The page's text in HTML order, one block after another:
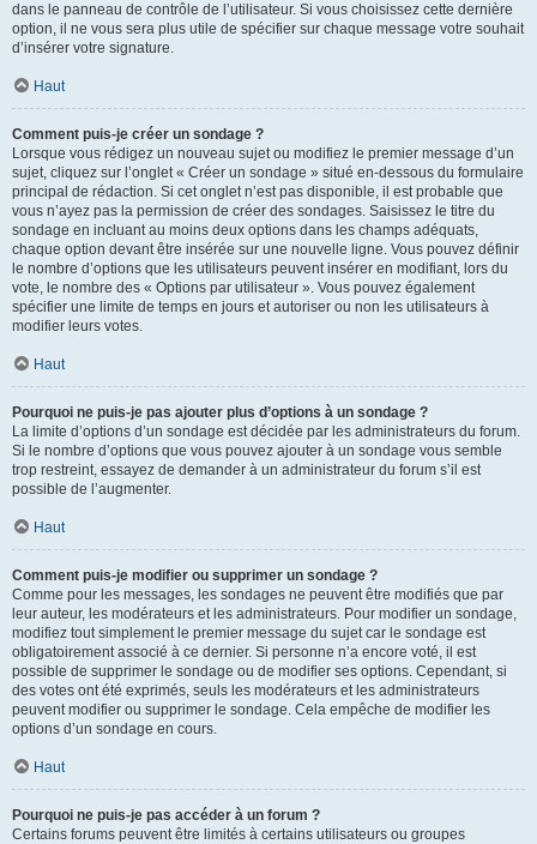
dans le panneau de contrôle de l’utilisateur. Si vous choisissez cette dernière
option, il ne vous sera plus utile de spécifier sur chaque message votre souhait
d’insérer votre signature.
Haut
Comment puis-je créer un sondage ?
Lorsque vous rédigez un nouveau sujet ou modifiez le premier message d’un
sujet, cliquez sur l’onglet « Créer un sondage » situé en-dessous du formulaire
principal de rédaction. Si cet onglet n’est pas disponible, il est probable que
vous n’ayez pas la permission de créer des sondages. Saisissez le titre du
sondage en incluant au moins deux options dans les champs adéquats,
chaque option devant être insérée sur une nouvelle ligne. Vous pouvez définir
le nombre d’options que les utilisateurs peuvent insérer en modifiant, lors du
vote, le nombre des « Options par utilisateur ». Vous pouvez également
spécifier une limite de temps en jours et autoriser ou non les utilisateurs à
modifier leurs votes.
Haut
Pourquoi ne puis-je pas ajouter plus d’options à un sondage ?
La limite d’options d’un sondage est décidée par les administrateurs du forum.
Si le nombre d’options que vous pouvez ajouter à un sondage vous semble
trop restreint, essayez de demander à un administrateur du forum s’il est
possible de l’augmenter.
Haut
Comment puis-je modifier ou supprimer un sondage ?
Comme pour les messages, les sondages ne peuvent être modifiés que par
leur auteur, les modérateurs et les administrateurs. Pour modifier un sondage,
modifiez tout simplement le premier message du sujet car le sondage est
obligatoirement associé à ce dernier. Si personne n’a encore voté, il est
possible de supprimer le sondage ou de modifier ses options. Cependant, si
des votes ont été exprimés, seuls les modérateurs et les administrateurs
peuvent modifier ou supprimer le sondage. Cela empêche de modifier les
options d’un sondage en cours.
Haut
Pourquoi ne puis-je pas accéder à un forum ?
Certains forums peuvent être limités à certains utilisateurs ou groupes